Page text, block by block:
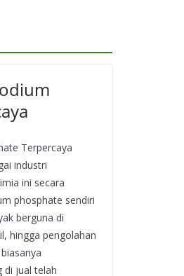
Terpercaya
industri
ini secara
phosphate sendiri
berguna di
hingga pengolahan
di jual telah